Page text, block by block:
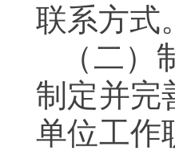
联系方式。
（二
制定并完
单位工作